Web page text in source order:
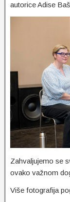
autorice Adise
Zahvaljujemo se
ovako važnom
Više fotografija